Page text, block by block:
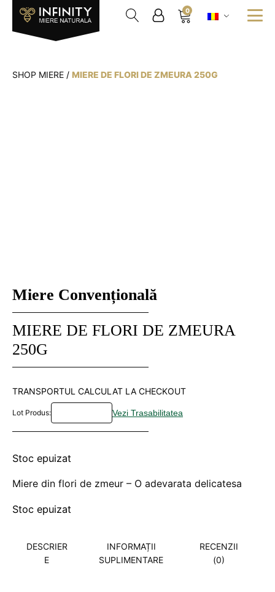
0
SHOP MIERE / MIERE DE FLORI DE ZMEURA 250G
Miere Convențională
MIERE DE FLORI DE ZMEURA
250G
TRANSPORTUL CALCULAT LA CHECKOUT
Lot Produs:
Stoc epuizat
Miere din flori de zmeur – O adevarata delicatesa
Stoc epuizat
DESCRIER
E
INFORMAȚII
SUPLIMENTARE
RECENZII
(0)